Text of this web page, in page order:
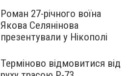
Роман 27-річного воїна
Якова Селянінова
презентували у Нікополі
Терміново відмовитися від